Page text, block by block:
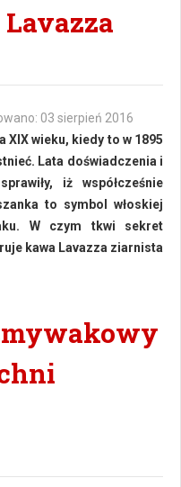
03 sierpień 2016
XIX wieku, kiedy to w 1895
Lata doświadczenia i
iż współcześnie
to symbol włoskiej
W czym tkwi sekret
kawa Lavazza ziarnista